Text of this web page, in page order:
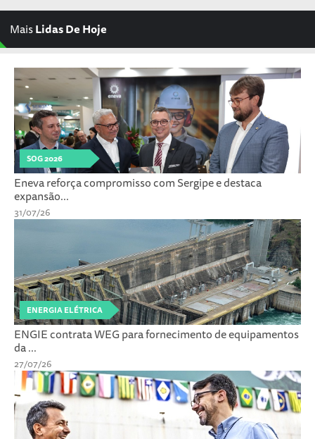
MaisLidas De Hoje
SOG 2026
Eneva reforça compromisso com Sergipe e destaca
expansão...
31/07/26
ENERGIA ELÉTRICA
ENGIE contrata WEG para fornecimento de equipamentos
da ...
27/07/26